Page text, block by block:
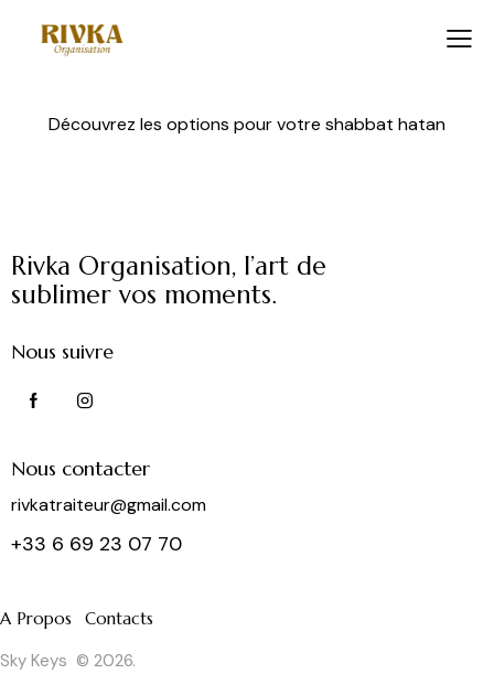
Découvrez les options pour votre shabbat hatan
Rivka Organisation, l’art de
sublimer vos moments.
Nous suivre
Nous contacter
rivkatraiteur@gmail.com
+33 6 69 23 07 70
A Propos Contacts
Sky Keys © 2026.